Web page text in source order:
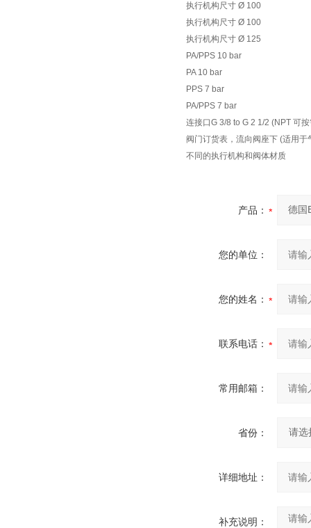
执行机构尺寸 Ø 100
执行机构尺寸 Ø 100
执行机构尺寸 Ø 125
PA/PPS 10 bar
PA 10 bar
PPS 7 bar
PA/PPS 7 bar
连接口G 3/8 to G 2 1/2 (NPT 可
阀门订货表，流向阀座下 (适用于
不同的执行机构和阀体材质
产品：
您的单位：
您的姓名：
联系电话：
常用邮箱：
省份：
详细地址：
补充说明：